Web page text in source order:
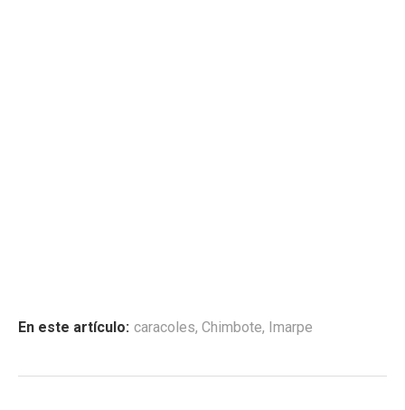
En este artículo: caracoles, Chimbote, Imarpe